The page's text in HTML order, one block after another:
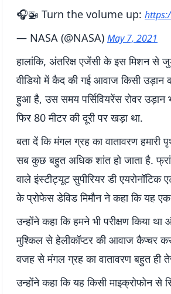
🎧🚁 Turn the volume up:
— NASA (@NASA) May 7, 2021
हालांकि, अंतरिक्ष एजेंसी के इस मिशन से
वीडियो में कैद की गई आवाज किसी उड़ान
हुआ है, उस समय पर्सिवियरेंस रोवर
फिर 80 मीटर की दूरी पर खड़ा था.
बता दें कि मंगल ग्रह का वातावरण
सब कुछ बहुत अधिक शांत हो जाता है.
वाले इंस्टीट्यूट सुपीरियर डी
के प्रोफेस डेविड मिमौन ने कहा कि यह
उन्होंने कहा कि हमने भी परीक्षण किया
मुश्किल से हेलीकॉप्टर की आवाज कैप्चर
वजह से मंगल ग्रह का वातावरण बहुत ही
उन्होंने कहा कि यह किसी माइक्रोफोन से